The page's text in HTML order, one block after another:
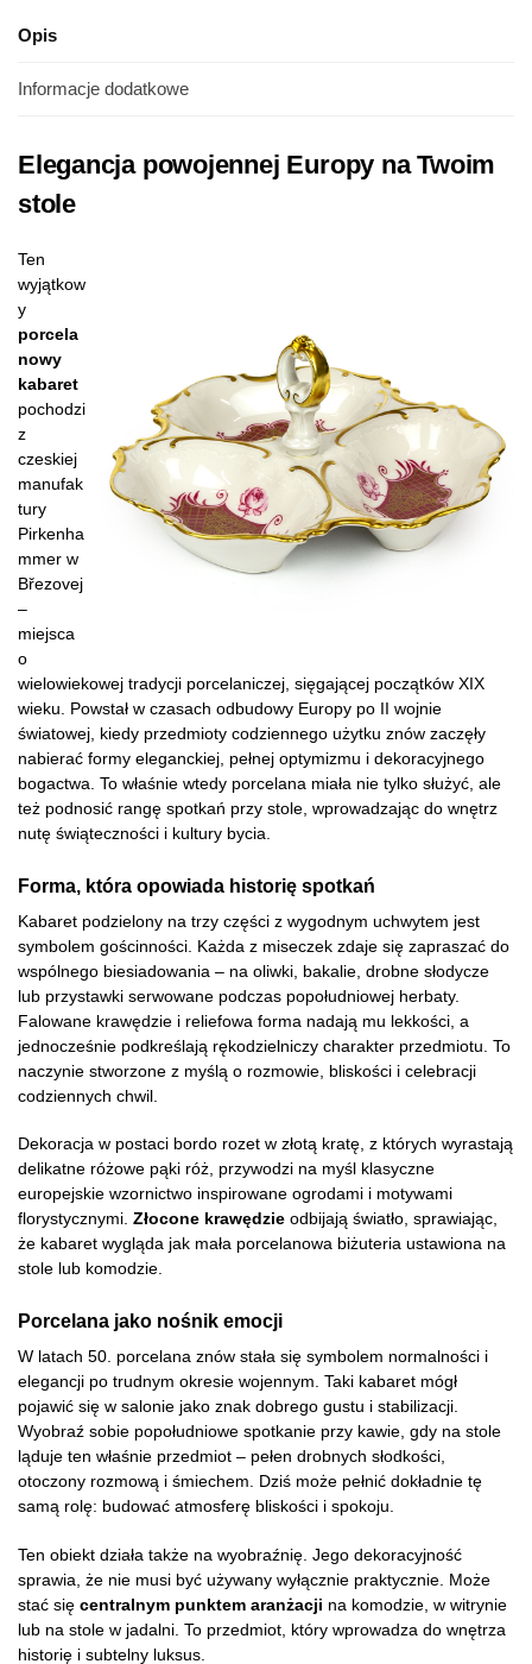
Opis
Informacje dodatkowe
Elegancja powojennej Europy na Twoim
stole
Ten
wyjątkow
y
porcela
nowy
kabaret
pochodzi
z
czeskiej
manufak
tury
Pirkenha
mmer w
Březovej
–
miejsca
o
wielowiekowej tradycji porcelaniczej, sięgającej początków XIX
wieku. Powstał w czasach odbudowy Europy po II wojnie
światowej, kiedy przedmioty codziennego użytku znów zaczęły
nabierać formy eleganckiej, pełnej optymizmu i dekoracyjnego
bogactwa. To właśnie wtedy porcelana miała nie tylko służyć, ale
też podnosić rangę spotkań przy stole, wprowadzając do wnętrz
nutę świąteczności i kultury bycia.
Forma, która opowiada historię spotkań
Kabaret podzielony na trzy części z wygodnym uchwytem jest
symbolem gościnności. Każda z miseczek zdaje się zapraszać do
wspólnego biesiadowania – na oliwki, bakalie, drobne słodycze
lub przystawki serwowane podczas popołudniowej herbaty.
Falowane krawędzie i reliefowa forma nadają mu lekkości, a
jednocześnie podkreślają rękodzielniczy charakter przedmiotu. To
naczynie stworzone z myślą o rozmowie, bliskości i celebracji
codziennych chwil.
Dekoracja w postaci bordo rozet w złotą kratę, z których wyrastają
delikatne różowe pąki róż, przywodzi na myśl klasyczne
europejskie wzornictwo inspirowane ogrodami i motywami
florystycznymi. Złocone krawędzie odbijają światło, sprawiając,
że kabaret wygląda jak mała porcelanowa biżuteria ustawiona na
stole lub komodzie.
Porcelana jako nośnik emocji
W latach 50. porcelana znów stała się symbolem normalności i
elegancji po trudnym okresie wojennym. Taki kabaret mógł
pojawić się w salonie jako znak dobrego gustu i stabilizacji.
Wyobraź sobie popołudniowe spotkanie przy kawie, gdy na stole
ląduje ten właśnie przedmiot – pełen drobnych słodkości,
otoczony rozmową i śmiechem. Dziś może pełnić dokładnie tę
samą rolę: budować atmosferę bliskości i spokoju.
Ten obiekt działa także na wyobraźnię. Jego dekoracyjność
sprawia, że nie musi być używany wyłącznie praktycznie. Może
stać się centralnym punktem aranżacji na komodzie, w witrynie
lub na stole w jadalni. To przedmiot, który wprowadza do wnętrza
historię i subtelny luksus.